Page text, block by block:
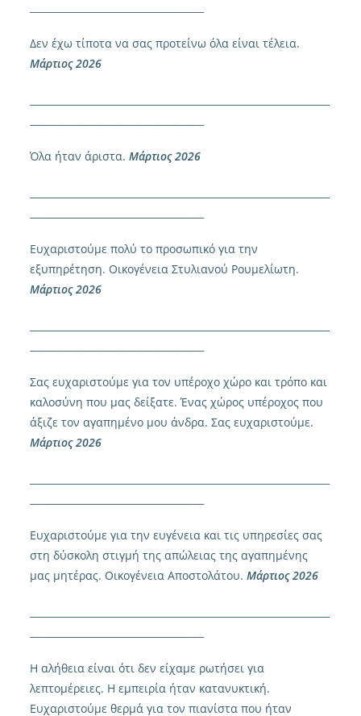
Δεν έχω τίποτα να σας προτείνω όλα είναι τέλεια.
Μάρτιος 2026
Όλα ήταν άριστα.Μάρτιος 2026
Ευχαριστούμε πολύ το προσωπικό για την
εξυπηρέτηση. Οικογένεια Στυλιανού Ρουμελίωτη.
Μάρτιος 2026
Σας ευχαριστούμε για τον υπέροχο χώρο και τρόπο και
καλοσύνη που μας δείξατε. Ένας χώρος υπέροχος που
άξιζε τον αγαπημένο μου άνδρα. Σας ευχαριστούμε.
Μάρτιος 2026
Ευχαριστούμε για την ευγένεια και τις υπηρεσίες σας
στη δύσκολη στιγμή της απώλειας της αγαπημένης
μας μητέρας. Οικογένεια Αποστολάτου.Μάρτιος 2026
Η αλήθεια είναι ότι δεν είχαμε ρωτήσει για
λεπτομέρειες. Η εμπειρία ήταν κατανυκτική.
Ευχαριστούμε θερμά για τον πιανίστα που ήταν